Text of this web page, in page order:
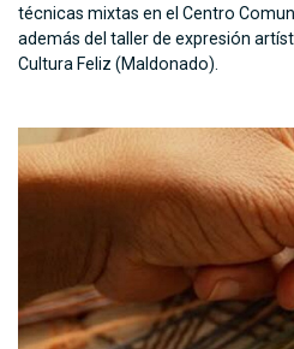
técnicas mixtas en el Centro
además del taller de expresión
Cultura Feliz (Maldonado).